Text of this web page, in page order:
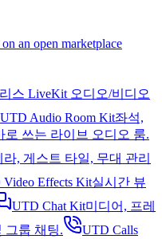
an open marketplace
스 LiveKit 오디오/비디오
UTD Audio Room Kit좌석,
쓰는 라이브 오디오 룸.
, 게스트 타일, 무대 관리
Effects Kit실시간 뷰
UTD Chat Kit미디어, 프레
그룹 채팅.
UTD Calls